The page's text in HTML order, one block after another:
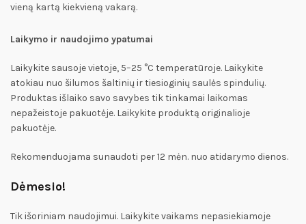
vieną kartą kiekvieną vakarą.
Laikymo ir naudojimo ypatumai
Laikykite sausoje vietoje, 5–25 °C temperatūroje. Laikykite
atokiau nuo šilumos šaltinių ir tiesioginių saulės spindulių.
Produktas išlaiko savo savybes tik tinkamai laikomas
nepažeistoje pakuotėje. Laikykite produktą originalioje
pakuotėje.
Rekomenduojama sunaudoti per 12 mėn. nuo atidarymo dienos.
Dėmesio!
Tik išoriniam naudojimui. Laikykite vaikams nepasiekiamoje